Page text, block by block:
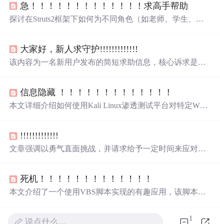
急！！！！！！！！！！！！！求高手帮助
探讨在Struts2框架下如何为不同角色（如老师、学生、管
大家好，新人求守护!!!!!!!!!!!!!
该内容为一名新用户发布的简短求助信息，核心诉求是请
信息隐藏 ！！！！！！！！！！！！！
本文详细介绍如何使用Kali Linux渗透测试平台对特定Web
巧等。适合初学者实践与参考。
!!!!!!!!!!!!!
文章强调以勇气直面挑战，并请求给予一定时间来应对或
的应用价值。
死机！！！！！！！！！！！！！
本文介绍了一个使用VBS脚本实现的有趣应用，该脚本通
说点什么… 1